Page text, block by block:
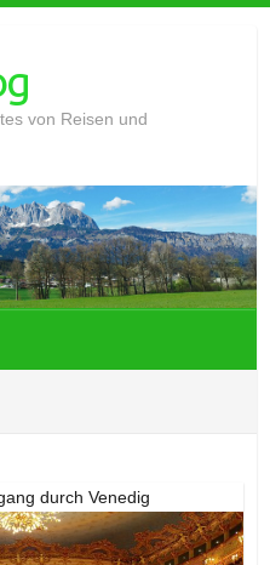
von Reisen und
durch Venedig